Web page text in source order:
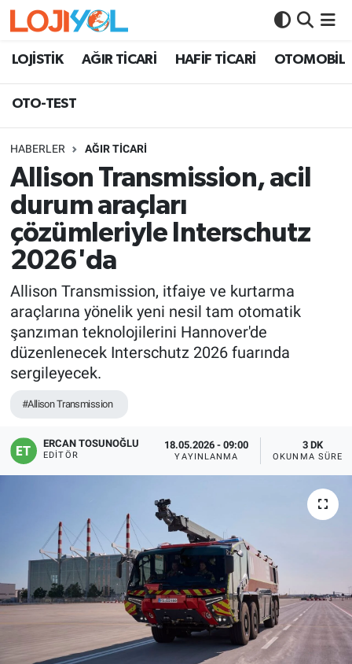
LOJİSTİK AĞIR TİCARİ HAFİF TİCARİ OTOMOBİL
OTO-TEST
HABERLER AĞIR TİCARİ
Allison Transmission, acil
durum araçları
çözümleriyle Interschutz
2026'da
Allison Transmission, itfaiye ve kurtarma
araçlarına yönelik yeni nesil tam otomatik
şanzıman teknolojilerini Hannover'de
düzenlenecek Interschutz 2026 fuarında
sergileyecek.
#Allison Transmission
ERCAN TOSUNOĞLU
EDITÖR
18.05.2026 - 09:00
YAYINLANMA
3 DK
OKUNMA SÜRESI
OTO-TEST